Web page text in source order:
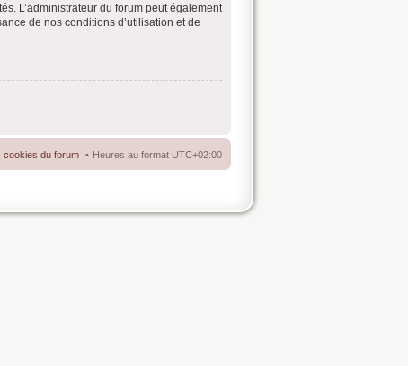
L’administrateur du forum peut également
de nos conditions d’utilisation et de
Heures au format UTC+02:00
cookies du forum